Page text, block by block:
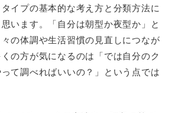
イプの基本的な考え方と分類方法に
います。「自分は朝型か夜型か」と
の体調や生活習慣の見直しにつなが
の方が気になるのは「では自分のク
て調べればいいの？」という点では